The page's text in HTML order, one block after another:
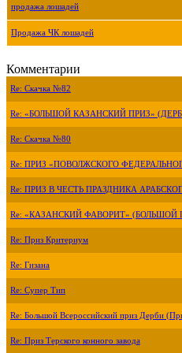
продажа лошадей
Продажа ЧК лошадей
Комментарии
Re: Скачка №82
Re: «БОЛЬШОЙ КАЗАНСКИЙ ПРИЗ»
Re: Скачка №80
Re: ПРИЗ «ПОВОЛЖСКОГО
Re: ПРИЗ В ЧЕСТЬ ПРАЗДНИКА
Re: «КАЗАНСКИЙ ФАВОРИТ» (БОЛЬШОЙ
Re: Приз Критериум
Re: Гизана
Re: Супер Тип
Re: Большой Всероссийский приз Дерби
Re: Приз Терского конного завода